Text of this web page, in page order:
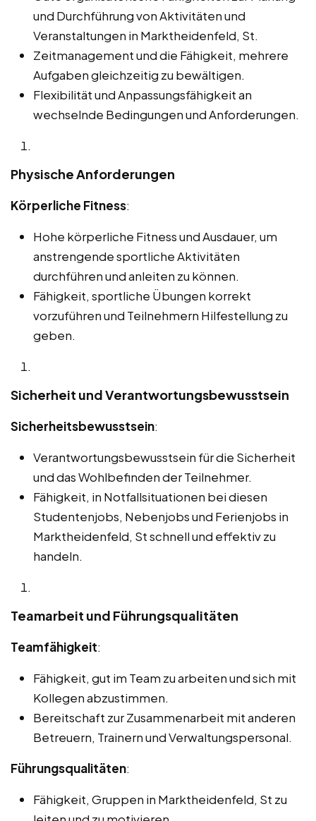
und Durchführung von Aktivitäten und
Veranstaltungen in Marktheidenfeld, St.
Zeitmanagement und die Fähigkeit, mehrere
Aufgaben gleichzeitig zu bewältigen.
Flexibilität und Anpassungsfähigkeit an
wechselnde Bedingungen und Anforderungen.
Physische Anforderungen
Körperliche Fitness:
Hohe körperliche Fitness und Ausdauer, um
anstrengende sportliche Aktivitäten
durchführen und anleiten zu können.
Fähigkeit, sportliche Übungen korrekt
vorzuführen und Teilnehmern Hilfestellung zu
geben.
Sicherheit und Verantwortungsbewusstsein
Sicherheitsbewusstsein:
Verantwortungsbewusstsein für die Sicherheit
und das Wohlbefinden der Teilnehmer.
Fähigkeit, in Notfallsituationen bei diesen
Studentenjobs, Nebenjobs und Ferienjobs in
Marktheidenfeld, St schnell und effektiv zu
handeln.
Teamarbeit und Führungsqualitäten
Teamfähigkeit:
Fähigkeit, gut im Team zu arbeiten und sich mit
Kollegen abzustimmen.
Bereitschaft zur Zusammenarbeit mit anderen
Betreuern, Trainern und Verwaltungspersonal.
Führungsqualitäten:
Fähigkeit, Gruppen in Marktheidenfeld, St zu